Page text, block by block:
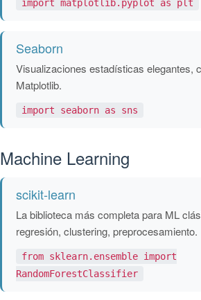
import matplotlib.pyplot as plt
Seaborn
Visualizaciones estadísticas elegantes,
Matplotlib.
import seaborn as sns
Machine Learning
scikit-learn
La biblioteca más completa para ML
regresión, clustering, preprocesamiento.
from sklearn.ensemble import
RandomForestClassifier